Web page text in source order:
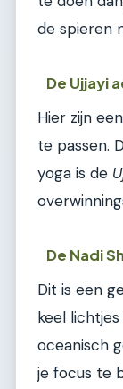
de spieren
De Ujjayi
Hier zijn
te passen.
yoga is de
De Nadi
Dit is een
keel
oceanisch
je focus te